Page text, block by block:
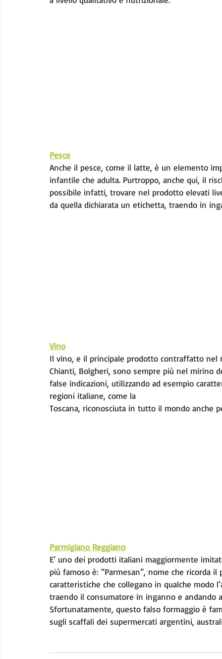
Pesce
Anche il pesce, come il latte, è un elemento
infantile che adulta. Purtroppo, anche qui, il
possibile infatti, trovare nel prodotto elevati
da quella dichiarata un etichetta, traendo in
Vino
Il vino, e il principale prodotto contraffatto nel
Chianti, Bolgheri, sono sempre più nel
false indicazioni, utilizzando ad esempio
regioni italiane, come la
Toscana, riconosciuta in tutto il mondo anche
Parmigiano Reggiano
E’ uno dei prodotti italiani maggiormente
più famoso è: “Parmesan”, nome che
caratteristiche che collegano in qualche modo
traendo il consumatore in inganno e andando
Sfortunatamente, questo falso formaggio è
sugli scaffali dei supermercati argentini,